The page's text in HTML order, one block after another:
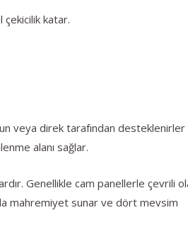
çekicilik katar.
veya direk tarafından
alanı sağlar.
Genellikle cam panellerle çevrili
mahremiyet sunar ve dört mevsim